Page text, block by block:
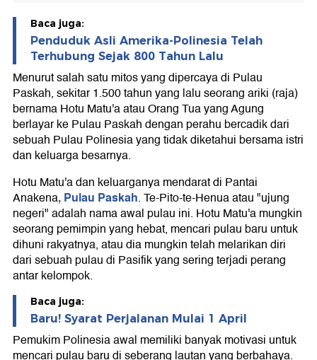
Baca juga:
Penduduk Asli Amerika-Polinesia Telah
Terhubung Sejak 800 Tahun Lalu
Menurut salah satu mitos yang dipercaya di Pulau
Paskah, sekitar 1.500 tahun yang lalu seorang ariki (raja)
bernama Hotu Matu'a atau Orang Tua yang Agung
berlayar ke Pulau Paskah dengan perahu bercadik dari
sebuah Pulau Polinesia yang tidak diketahui bersama istri
dan keluarga besarnya.
Hotu Matu'a dan keluarganya mendarat di Pantai
Anakena, Pulau Paskah. Te-Pito-te-Henua atau "ujung
negeri" adalah nama awal pulau ini. Hotu Matu'a mungkin
seorang pemimpin yang hebat, mencari pulau baru untuk
dihuni rakyatnya, atau dia mungkin telah melarikan diri
dari sebuah pulau di Pasifik yang sering terjadi perang
antar kelompok.
Baca juga:
Baru! Syarat Perjalanan Mulai 1 April
Pemukim Polinesia awal memiliki banyak motivasi untuk
mencari pulau baru di seberang lautan yang berbahaya.